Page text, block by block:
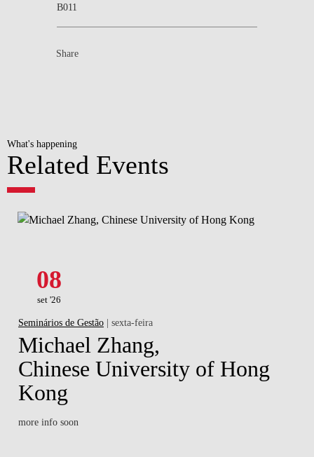
B011
Share
What's happening
Related Events
08
set '26
Seminários de Gestão | sexta-feira
Michael Zhang,
Chinese University of Hong
Kong
more info soon